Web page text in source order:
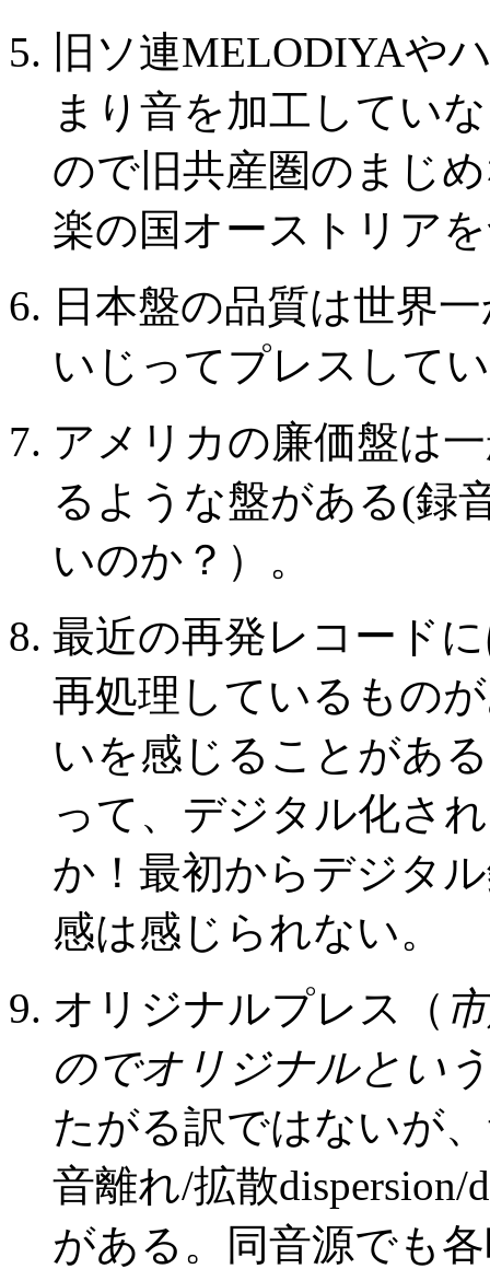
旧ソ連MELODIYAや
まり音を加工してい
ので旧共産圏のまじ
楽の国オーストリア
日本盤の品質は世界
いじってプレスして
アメリカの廉価盤は
るような盤がある(録
いのか？）。
最近の再発レコード
再処理しているもの
いを感じることがあ
って、デジタル化さ
か！最初からデジタ
感は感じられない。
オリジナルプレス（
のでオリジナルとい
たがる訳ではないが
音離れ/拡散
がある。同音源でも